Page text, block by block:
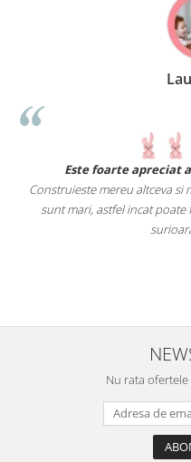
Este foarte apreciat
Construieste mereu altceva si
sunt mari, astfel incat
Nu rata